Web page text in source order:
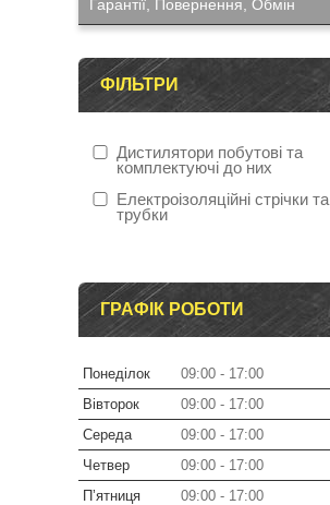
Гарантії, Повернення, Обмін
ФІЛЬТРИ
Дистилятори побутові та
комплектуючі до них
Електроізоляційні стрічки та
трубки
ГРАФІК РОБОТИ
Понеділок 09:00
17:00
Вівторок
09:00
17:00
Середа
09:00
17:00
Четвер
09:00
17:00
Пʼятниця
09:00
17:00